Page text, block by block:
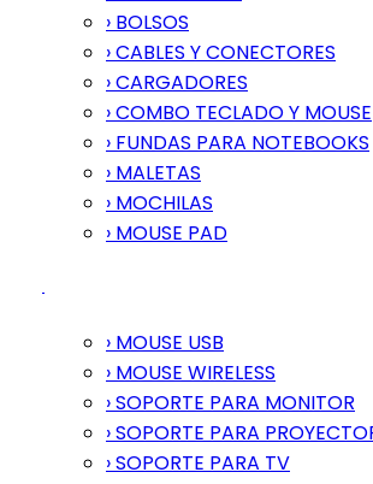
› BOLSOS
› CABLES Y CONECTORES
› CARGADORES
› COMBO TECLADO Y MOUSE
› FUNDAS PARA NOTEBOOKS
› MALETAS
› MOCHILAS
› MOUSE PAD
› MOUSE USB
› MOUSE WIRELESS
› SOPORTE PARA MONITOR
› SOPORTE PARA
› SOPORTE PARA TV